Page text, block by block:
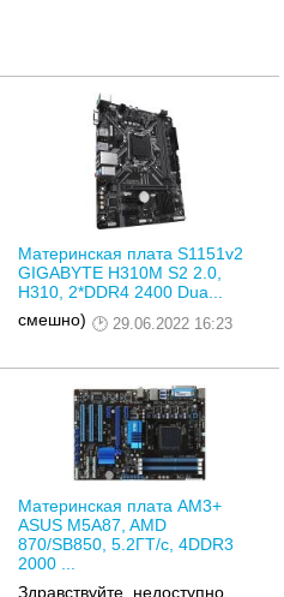
Материнская плата S1151v2
GIGABYTE H310M S2 2.0,
H310, 2*DDR4 2400 Dua...
смешно)
29.06.2022 16:23
Материнская плата AM3+
ASUS M5A87, AMD
870/SB850, 5.2ГТ/с, 4DDR3
2000 ...
Здравствуйте, недоступно.